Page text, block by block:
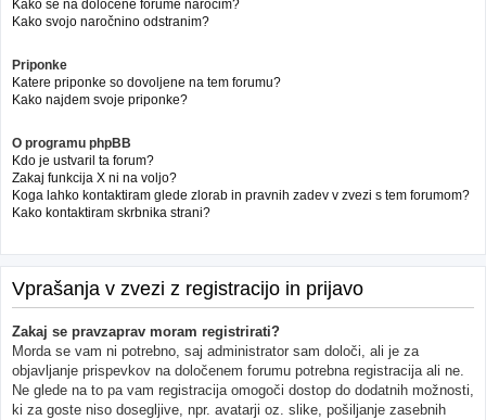
Kako se na določene forume naročim?
Kako svojo naročnino odstranim?
Priponke
Katere priponke so dovoljene na tem forumu?
Kako najdem svoje priponke?
O programu phpBB
Kdo je ustvaril ta forum?
Zakaj funkcija X ni na voljo?
Koga lahko kontaktiram glede zlorab in pravnih zadev v zvezi s tem forumom?
Kako kontaktiram skrbnika strani?
Vprašanja v zvezi z registracijo in prijavo
Zakaj se pravzaprav moram registrirati?
Morda se vam ni potrebno, saj administrator sam določi, ali je za
objavljanje prispevkov na določenem forumu potrebna registracija ali ne.
Ne glede na to pa vam registracija omogoči dostop do dodatnih možnosti,
ki za goste niso dosegljive, npr. avatarji oz. slike, pošiljanje zasebnih